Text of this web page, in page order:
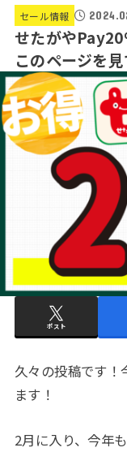
セール情報
せたがや
このページを
ポスト
久々の投稿です！
ます！
2月に入り、今年